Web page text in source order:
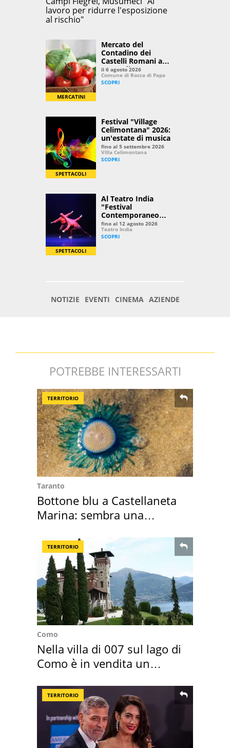
POTREBBE INTERESSARTI
TERRITORIO
Taranto
Bottone blu a Castellaneta
Marina: sembra una
TERRITORIO
Como
Nella villa di 007 sul lago di
Como è in vendita un
TERRITORIO